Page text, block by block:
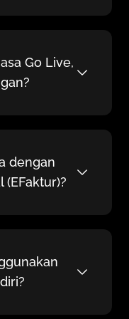
Go Live,
dengan